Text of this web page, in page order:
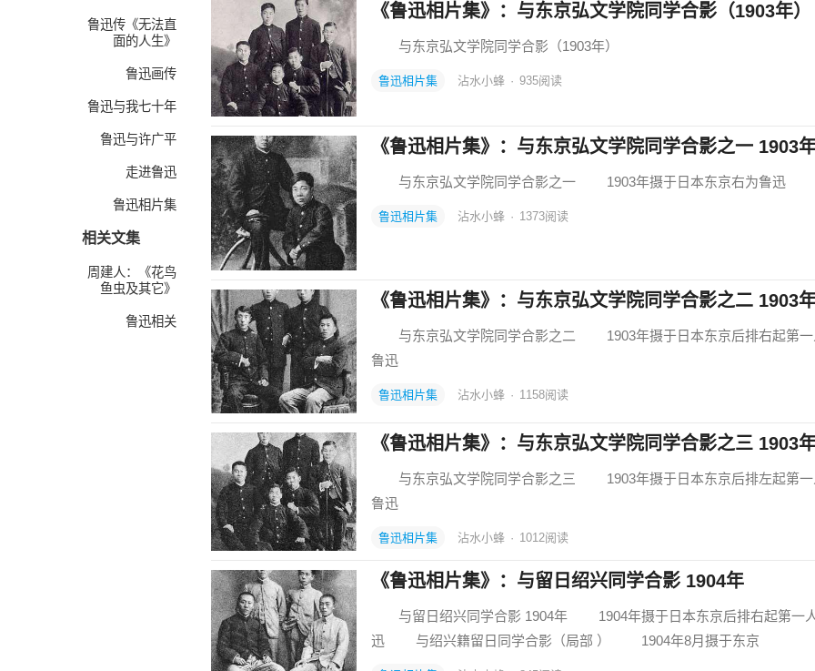
鲁迅传《无法直
面的人生》
鲁迅画传
鲁迅与我七十年
鲁迅与许广平
走进鲁迅
鲁迅相片集
相关文集
周建人：《花鸟
鱼虫及其它》
鲁迅相关
《鲁迅相片集》：与东京弘文学院同学合影（1903年）
与东京弘文学院同学合影（1903年）
鲁迅相片集 沾水小蜂 · 935阅读
《鲁迅相片集》：与东京弘文学院同学合影之一 1903
与东京弘文学院同学合影之一 1903年摄于日本东京右为鲁迅
鲁迅相片集 沾水小蜂 · 1373阅读
《鲁迅相片集》：与东京弘文学院同学合影之二 1903
与东京弘文学院同学合影之二 1903年摄于日本东京后排右起第一
鲁迅
鲁迅相片集 沾水小蜂 · 1158阅读
《鲁迅相片集》：与东京弘文学院同学合影之三 1903
与东京弘文学院同学合影之三 1903年摄于日本东京后排左起第一
鲁迅
鲁迅相片集 沾水小蜂 · 1012阅读
《鲁迅相片集》：与留日绍兴同学合影 1904年
与留日绍兴同学合影 1904年 1904年摄于日本东京后排右起第一
迅 与绍兴籍留日同学合影（局部 ） 1904年8月摄于东京